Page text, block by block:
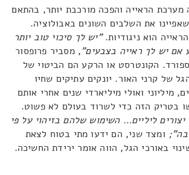
הראייה והפכה מורכבת יותר, בהתאם
את השלבים השונים באבולוציה.
הוא ניגודיות."יש לך סיכוי טוב יותר
אם יש לך ראייה בצבעים", מסביר פרופסור
הקונטרסט או הרקע הם הביטוי של
של קרני האור. יונקים עתיקים שחיו
מיליוני ואולי מיליארדי שנים אחרי אותם
בטריק הזה כדי לשרוד בעולם לא פשוט.
ליליים… השימוש שלהם בזיהוי על פי
ומצד שני, הם ידעו מתי בטוח לצאת
באורכי הגל, הווה אומר ירידת החשיכה.